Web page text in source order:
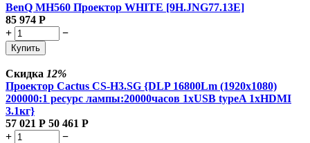
BenQ MH560 Проектор WHITE [9H.JNG77.13E]
85 974 Р
+
−
Купить
Скидка 12%
Проектор Cactus CS-H3.SG {DLP 16800Lm (1920x1080)
200000:1 ресурс лампы:20000часов 1xUSB typeA 1xHDMI
3.1кг}
57 021 Р 50 461 Р
+
−